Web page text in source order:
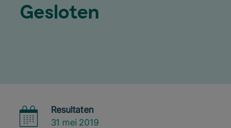
Geslo­ten
Resultaten
31 mei 2019